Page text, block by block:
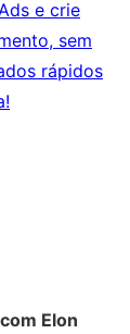
e crie
sem
rápidos
Elon